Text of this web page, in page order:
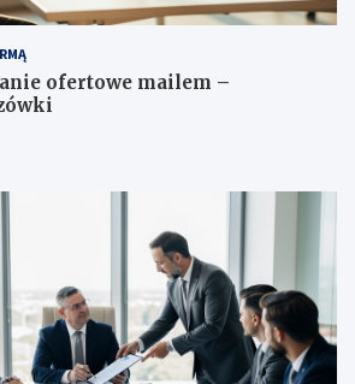
ofertowe mailem –